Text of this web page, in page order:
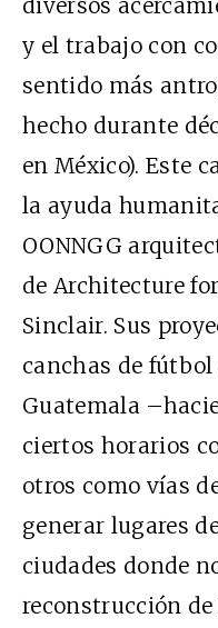
diversos
y el trabajo con
sentido más
hecho durante
en México). Este
la ayuda
OONNGG
de Architecture
Sinclair. Sus
canchas de
Guatemala
ciertos horarios
otros como vías
generar lugares
ciudades donde
reconstrucción